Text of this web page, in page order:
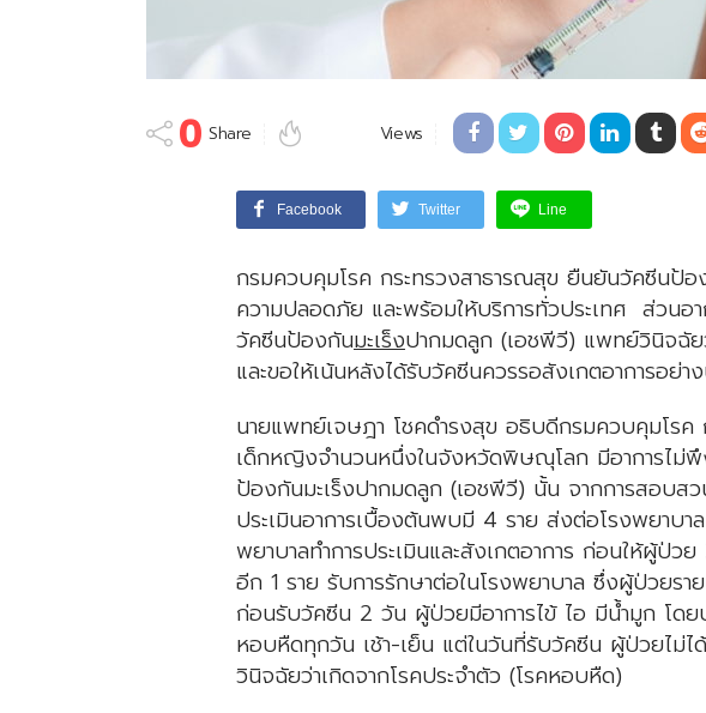
0 Share Views
Facebook Twitter Line
กรมควบคุมโรค กระทรวงสาธารณสุข ยืนยันวัคซีนป้อ
ความปลอดภัย และพร้อมให้บริการทั่วประเทศ ส่วนอ
วัคซีนป้องกันมะเร็งปากมดลูก (เอชพีวี) แพทย์วินิจฉัย
และขอให้เน้นหลังได้รับวัคซีนควรรอสังเกตอาการอย่
นายแพทย์เจษฎา โชคดำรงสุข อธิบดีกรมควบคุมโรค
เด็กหญิงจำนวนหนึ่งในจังหวัดพิษณุโลก มีอาการไม่
ป้องกันมะเร็งปากมดลูก (เอชพีวี) นั้น จากการสอบส
ประเมินอาการเบื้องต้นพบมี 4 ราย ส่งต่อโรงพยาบา
พยาบาลทำการประเมินและสังเกตอาการ ก่อนให้ผู้ป่ว
อีก 1 ราย รับการรักษาต่อในโรงพยาบาล ซึ่งผู้ป่วยร
ก่อนรับวัคซีน 2 วัน ผู้ป่วยมีอาการไข้ ไอ มีน้ำมูก โด
หอบหืดทุกวัน เช้า-เย็น แต่ในวันที่รับวัคซีน ผู้ป่วยไม่
วินิจฉัยว่าเกิดจากโรคประจำตัว (โรคหอบหืด)